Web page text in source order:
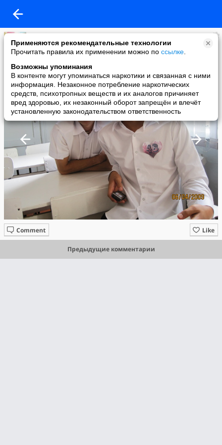
Применяются рекомендательные технологии
Прочитать правила их применении можно по ссылке
Возможны упоминания
В контенте могут упоминаться наркотики и связанная с ними
информация. Незаконное потребление наркотических
средств, психотропных веществ и их аналогов причиняет
вред здоровью, их незаконный оборот запрещён и влечёт
установленную законодательством ответственность
HOTtiBoY
added a photo
24 Sep в 15:18
Like
Comment
Предыдущие комментарии